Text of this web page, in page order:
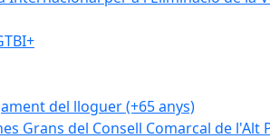
del lloguer (+65 anys)
Grans del Consell Comarcal de l'Alt